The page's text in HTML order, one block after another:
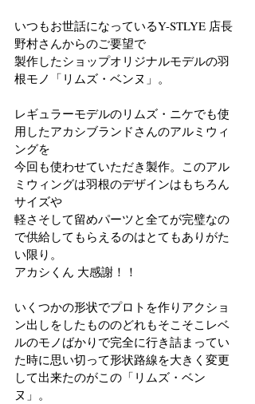
いつもお世話になっているY-STLYE 店長
野村さんからのご要望で
製作したショップオリジナルモデルの羽
根モノ「リムズ・ベンヌ」。
レギュラーモデルのリムズ・ニケでも使
用したアカシブランドさんのアルミウィ
ングを
今回も使わせていただき製作。このアル
ミウィングは羽根のデザインはもちろん
サイズや
軽さそして留めパーツと全てが完璧なの
で供給してもらえるのはとてもありがた
い限り。
アカシくん 大感謝！！
いくつかの形状でプロトを作りアクショ
ン出しをしたもののどれもそこそこレベ
ルのモノばかりで完全に行き詰まってい
た時に思い切って形状路線を大きく変更
して出来たのがこの「リムズ・ベン
ヌ」。